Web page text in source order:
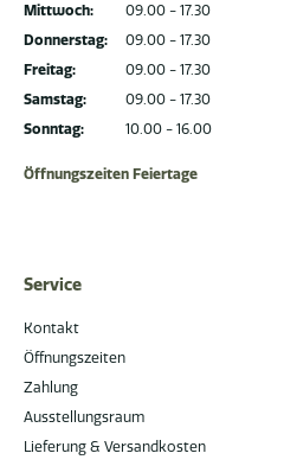
Mittwoch:
Donnerstag:
Freitag:
Samstag:
Sonntag:
09.00 - 17.30
09.00 - 17.30
09.00 - 17.30
09.00 - 17.30
10.00 - 16.00
Öffnungszeiten Feiertage
Service
Kontakt
Öffnungszeiten
Zahlung
Ausstellungsraum
Lieferung & Versandkosten